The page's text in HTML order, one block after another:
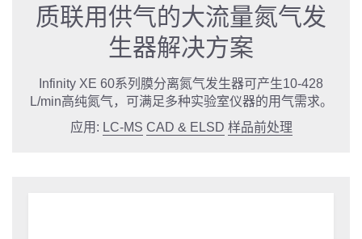
质联用供气的大流量氮气发
生器解决方案
Infinity XE 60系列膜分离氮气发生器可产生10-428
L/min高纯氮气，可满足多种实验室仪器的用气需求。
应用: LC-MS CAD & ELSD 样品前处理